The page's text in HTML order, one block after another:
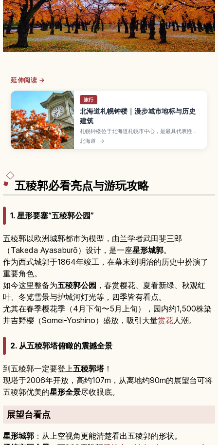
延伸阅读 →
旅行
北海道札幌钟楼｜漫步城市地标与历史
建筑
札幌钟楼位于北海道札幌市中心，是最具代表性的
历史建筑之一。文章介绍钟楼作为札幌农学校演武
场的由来、木结构建筑的看点、展览内容、开放时
北海道 →
五稜郭必看亮点与游玩攻略
1. 星形要塞“五稜郭公园”
五稜郭以欧洲城郭都市为模型，由兰学者武田斐三郎
（Takeda Ayasaburō）设计，是一座星形城郭。
作为西式城郭于1864年竣工，在幕末到明治的历史中扮演了
重要角色。
如今这里整备为五稜郭公园 ，春赏樱花、夏看新绿、秋观红
叶、冬览雪景与护城河灯光等，四季皆有看点。
尤其在春季樱花季（4月下旬〜5月上旬），园内约1,500株染
井吉野樱（Somei-Yoshino）盛放，吸引大量赏花人潮。
2. 从五稜郭塔俯瞰的震撼全景
到五稜郭一定要登上五稜郭塔！
现塔于2006年开放，高约107m，从离地约90m的展望台可将
五稜郭优美的星形全景尽收眼底。
展望台看点
星形城郭 ：从上空视角更能清楚看出五稜郭的形状。